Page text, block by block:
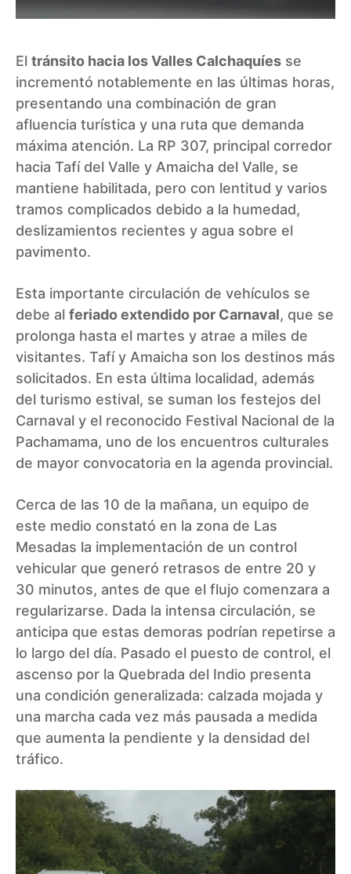
El tránsito hacia los Valles Calchaquíes se
incrementó notablemente en las últimas horas,
presentando una combinación de gran
afluencia turística y una ruta que demanda
máxima atención. La RP 307, principal corredor
hacia Tafí del Valle y Amaicha del Valle, se
mantiene habilitada, pero con lentitud y varios
tramos complicados debido a la humedad,
deslizamientos recientes y agua sobre el
pavimento.
Esta importante circulación de vehículos se
debe al feriado extendido por Carnaval, que se
prolonga hasta el martes y atrae a miles de
visitantes. Tafí y Amaicha son los destinos más
solicitados. En esta última localidad, además
del turismo estival, se suman los festejos del
Carnaval y el reconocido Festival Nacional de la
Pachamama, uno de los encuentros culturales
de mayor convocatoria en la agenda provincial.
Cerca de las 10 de la mañana, un equipo de
este medio constató en la zona de Las
Mesadas la implementación de un control
vehicular que generó retrasos de entre 20 y
30 minutos, antes de que el flujo comenzara a
regularizarse. Dada la intensa circulación, se
anticipa que estas demoras podrían repetirse a
lo largo del día. Pasado el puesto de control, el
ascenso por la Quebrada del Indio presenta
una condición generalizada: calzada mojada y
una marcha cada vez más pausada a medida
que aumenta la pendiente y la densidad del
tráfico.